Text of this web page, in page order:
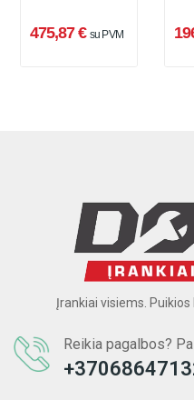
475,87 € su PVM
Įrankiai visiems.
Reikia pagalbos?